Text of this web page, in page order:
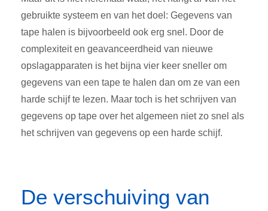
gebruikte systeem en van het doel: Gegevens van
tape halen is bijvoorbeeld ook erg snel. Door de
complexiteit en geavanceerdheid van nieuwe
opslagapparaten is het bijna vier keer sneller om
gegevens van een tape te halen dan om ze van een
harde schijf te lezen. Maar toch is het schrijven van
gegevens op tape over het algemeen niet zo snel als
het schrijven van gegevens op een harde schijf.
De verschuiving van